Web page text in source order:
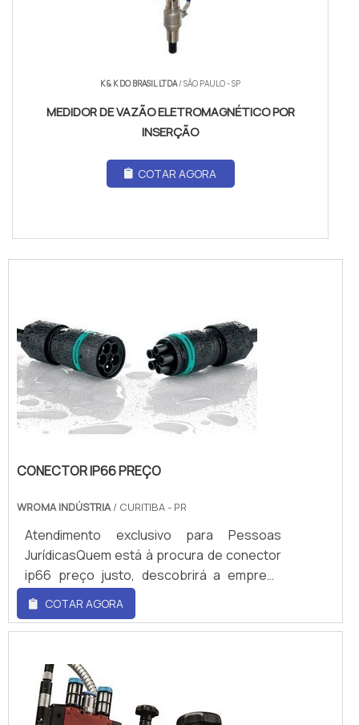
K & K DO BRASIL LTDA/ SÃO PAULO - SP
MEDIDOR DE VAZÃO ELETROMAGNÉTICO POR
INSERÇÃO
COTAR AGORA
CONECTOR IP66 PREÇO
WROMA INDÚSTRIA/ CURITIBA - PR
Atendimento exclusivo para Pessoas
JurídicasQuem está à procura de conector
ip66 preço justo, descobrirá a empresa
líder do mercado. Realizando uma cotação
no marketplace Soluções Industriais e
conhecendo a melhor referência em
conector ip66 preço, com a melhor mão de
obra da WRoma receberá precisão com
pagamento acessível.ALGUNS DETALHES
COTAR AGORA